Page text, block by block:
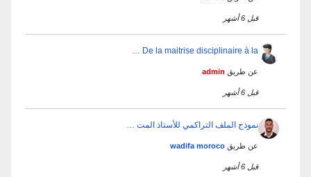
قبل 6 أشهر
De la maitrise disciplinaire à la …
عن طريق admin
قبل 6 أشهر
نموذج الملف التراكمي للأستاذ المت …
عن طريق wadifa moroco
قبل 6 أشهر